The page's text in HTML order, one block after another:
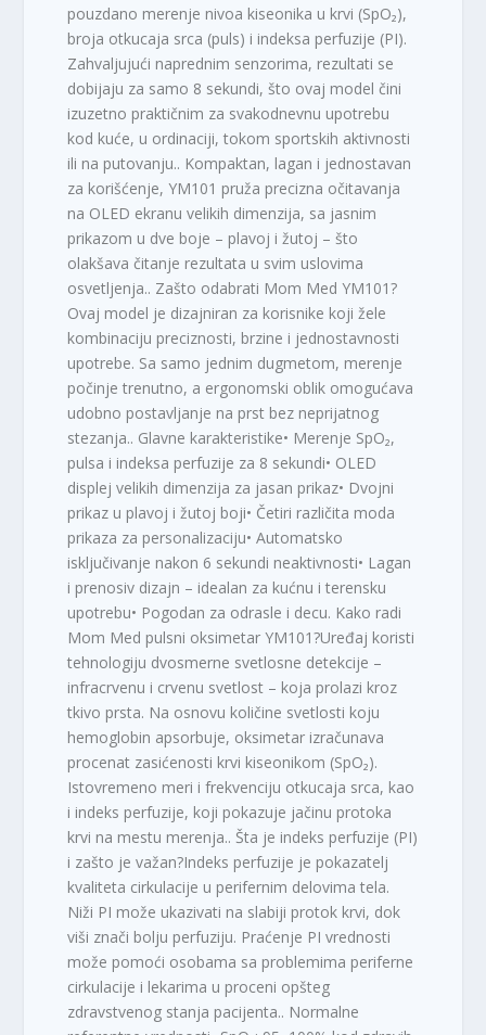
pouzdano merenje nivoa kiseonika u krvi (SpO₂),
broja otkucaja srca (puls) i indeksa perfuzije (PI).
Zahvaljujući naprednim senzorima, rezultati se
dobijaju za samo 8 sekundi, što ovaj model čini
izuzetno praktičnim za svakodnevnu upotrebu
kod kuće, u ordinaciji, tokom sportskih aktivnosti
ili na putovanju.. Kompaktan, lagan i jednostavan
za korišćenje, YM101 pruža precizna očitavanja
na OLED ekranu velikih dimenzija, sa jasnim
prikazom u dve boje – plavoj i žutoj – što
olakšava čitanje rezultata u svim uslovima
osvetljenja.. Zašto odabrati Mom Med YM101?
Ovaj model je dizajniran za korisnike koji žele
kombinaciju preciznosti, brzine i jednostavnosti
upotrebe. Sa samo jednim dugmetom, merenje
počinje trenutno, a ergonomski oblik omogućava
udobno postavljanje na prst bez neprijatnog
stezanja.. Glavne karakteristike• Merenje SpO₂,
pulsa i indeksa perfuzije za 8 sekundi• OLED
displej velikih dimenzija za jasan prikaz• Dvojni
prikaz u plavoj i žutoj boji• Četiri različita moda
prikaza za personalizaciju• Automatsko
isključivanje nakon 6 sekundi neaktivnosti• Lagan
i prenosiv dizajn – idealan za kućnu i terensku
upotrebu• Pogodan za odrasle i decu. Kako radi
Mom Med pulsni oksimetar YM101?Uređaj koristi
tehnologiju dvosmerne svetlosne detekcije –
infracrvenu i crvenu svetlost – koja prolazi kroz
tkivo prsta. Na osnovu količine svetlosti koju
hemoglobin apsorbuje, oksimetar izračunava
procenat zasićenosti krvi kiseonikom (SpO₂).
Istovremeno meri i frekvenciju otkucaja srca, kao
i indeks perfuzije, koji pokazuje jačinu protoka
krvi na mestu merenja.. Šta je indeks perfuzije (PI)
i zašto je važan?Indeks perfuzije je pokazatelj
kvaliteta cirkulacije u perifernim delovima tela.
Niži PI može ukazivati na slabiji protok krvi, dok
viši znači bolju perfuziju. Praćenje PI vrednosti
može pomoći osobama sa problemima periferne
cirkulacije i lekarima u proceni opšteg
zdravstvenog stanja pacijenta.. Normalne